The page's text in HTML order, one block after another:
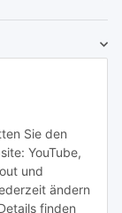
Sie den
YouTube,
und
ändern
finden